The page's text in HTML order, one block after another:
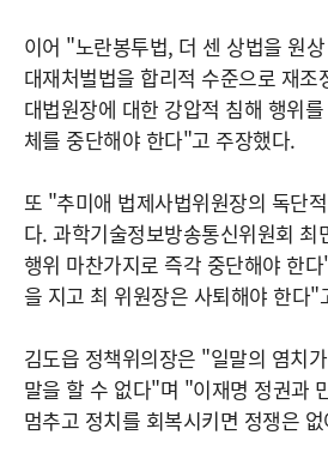
이어 "노란봉투법, 더 센 상법을 원
대재처벌법을 합리적 수준으로 재조
대법원장에 대한 강압적 침해 행위
체를 중단해야 한다"고 주장했다.
또 "추미애 법제사법위원장의 독단
다. 과학기술정보방송통신위원회 최
행위 마찬가지로 즉각 중단해야 한
을 지고 최 위원장은 사퇴해야 한다"
김도읍 정책위의장은 "일말의 염치
말을 할 수 없다"며 "이재명 정권과
멈추고 정치를 회복시키면 정쟁은